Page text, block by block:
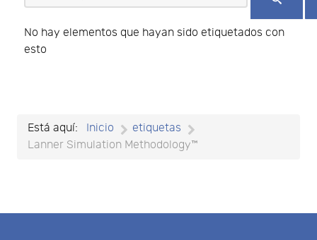
No hay elementos que hayan sido etiquetados con
esto
Está aquí: Inicio
etiquetas
Lanner Simulation Methodology™